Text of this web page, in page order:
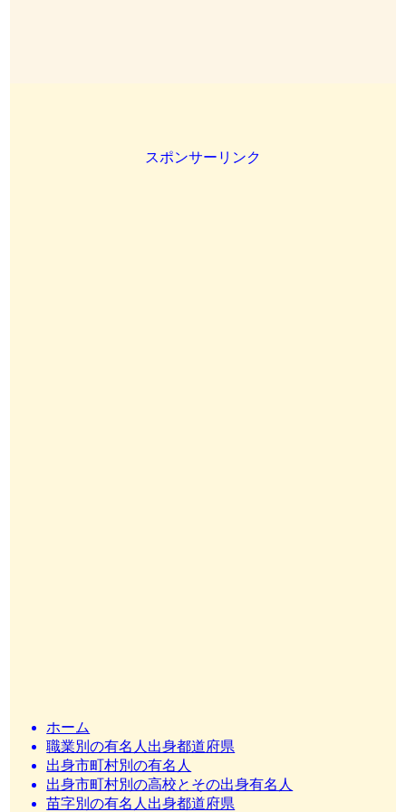
スポンサーリンク
ホーム
職業別の有名人出身都道府県
出身市町村別の有名人
出身市町村別の高校とその出身有名人
苗字別の有名人出身都道府県